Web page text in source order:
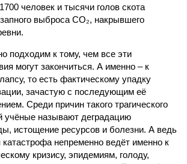
человек и тысячи голов скота
выброса CO₂, накрывшего
подходим к тому, чем все эти
могут закончиться. А именно – к
то есть фактическому упадку
зачастую с последующим её
Среди причин такого трагического
учёные называют деградацию
истощение ресурсов и болезни. А ведь
непременно ведёт именно к
кризису, эпидемиям, голоду,